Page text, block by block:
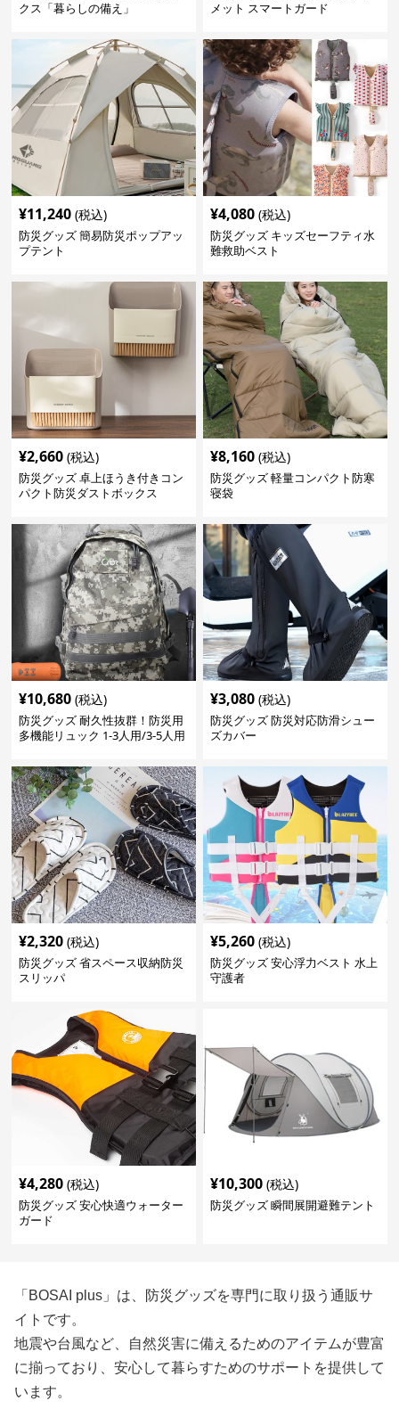
クス「暮らしの備え」
メット スマートガード
¥11,240 (税込)
防災グッズ 簡易防災ポップアッ
プテント
¥4,080 (税込)
防災グッズ キッズセーフティ水
難救助ベスト
¥2,660 (税込)
防災グッズ 卓上ほうき付きコン
パクト防災ダストボックス
¥8,160 (税込)
防災グッズ 軽量コンパクト防寒
寝袋
¥10,680 (税込)
防災グッズ 耐久性抜群！防災用
多機能リュック 1-3人用/3-5人用
¥3,080 (税込)
防災グッズ 防災対応防滑シュー
ズカバー
¥2,320 (税込)
防災グッズ 省スペース収納防災
スリッパ
¥5,260 (税込)
防災グッズ 安心浮力ベスト 水上
守護者
¥4,280 (税込)
防災グッズ 安心快適ウォーター
ガード
¥10,300 (税込)
防災グッズ 瞬間展開避難テント
「BOSAI plus」は、防災グッズを専門に取り扱う通販サ
イトです。
地震や台風など、自然災害に備えるためのアイテムが豊富
に揃っており、安心して暮らすためのサポートを提供して
います。